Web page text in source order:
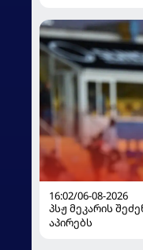
16:02/06-08-2026
პსჟ მეკარის
აპირებს